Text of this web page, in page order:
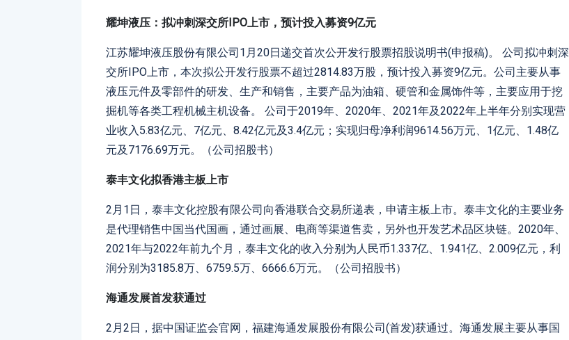
耀坤液压：拟冲刺深交所IPO上市，预计投入募资9亿元
江苏耀坤液压股份有限公司1月20日递交首次公开发行股票招股说明书(申报稿)。 公司拟冲刺深
交所IPO上市，本次拟公开发行股票不超过2814.83万股，预计投入募资9亿元。公司主要从事
液压元件及零部件的研发、生产和销售，主要产品为油箱、硬管和金属饰件等，主要应用于挖
掘机等各类工程机械主机设备。 公司于2019年、2020年、2021年及2022年上半年分别实现营
业收入5.83亿元、7亿元、8.42亿元及3.4亿元；实现归母净利润9614.56万元、1亿元、1.48亿
元及7176.69万元。（公司招股书）
泰丰文化拟香港主板上市
2月1日，泰丰文化控股有限公司向香港联合交易所递表，申请主板上市。泰丰文化的主要业务
是代理销售中国当代国画，通过画展、电商等渠道售卖，另外也开发艺术品区块链。2020年、
2021年与2022年前九个月，泰丰文化的收入分别为人民币1.337亿、1.941亿、2.009亿元，利
润分别为3185.8万、6759.5万、6666.6万元。（公司招股书）
海通发展首发获通过
2月2日，据中国证监会官网，福建海通发展股份有限公司(首发)获通过。海通发展主要从事国